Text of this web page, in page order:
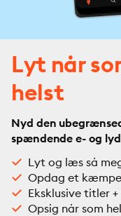
Lyt når
helst
Nyd den
spændende e- og
Lyt og læs så
Opdag et
Eksklusive titler
Opsig når som